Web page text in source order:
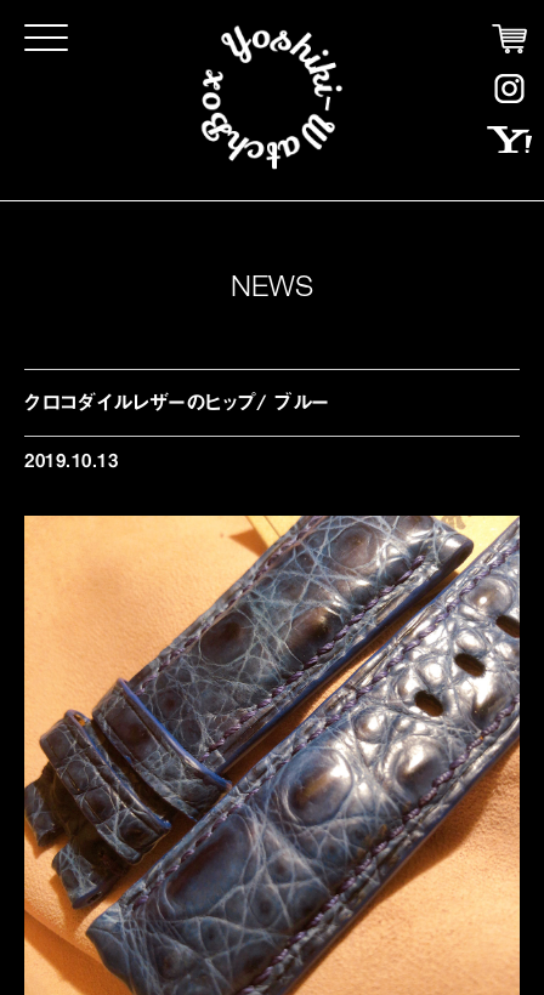
Click
NEWS
クロコダイルレザーのヒップ/ ブルー
2019.10.13